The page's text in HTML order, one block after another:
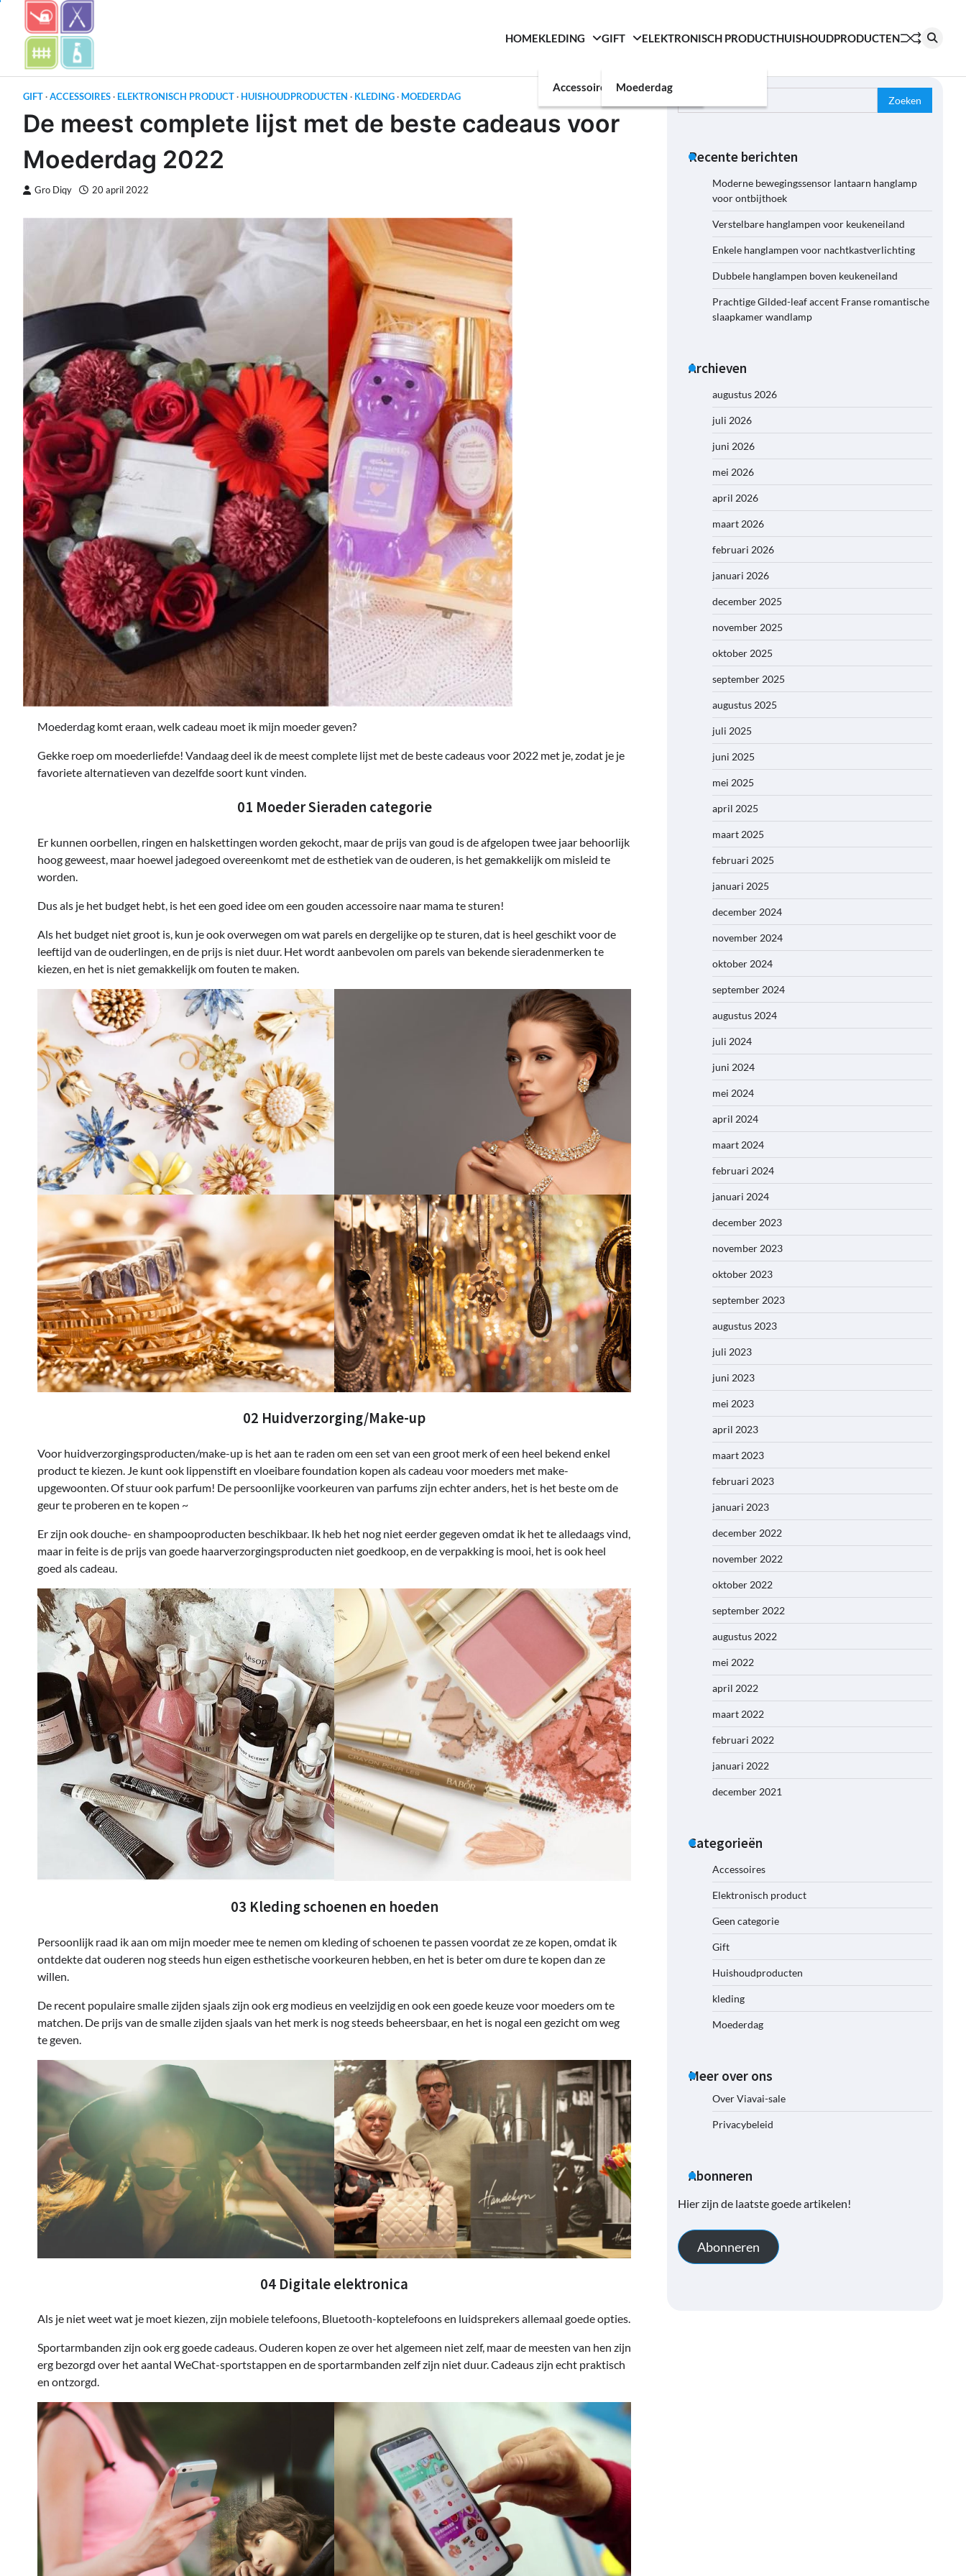
content
HOMEKLEDING
Accessoires
GIFT
Moederdag
ELEKTRONISCH PRODUCTHUISHOUDPRODUCTEN
GIFT ACCESSOIRES ELEKTRONISCH PRODUCT HUISHOUDPRODUCTEN KLEDING MOEDERDAG
De meest complete lijst met de beste cadeaus voor
Moederdag 2022
Gro Diqy 20 april 2022
Moederdag komt eraan, welk cadeau moet ik mijn moeder geven?
Gekke roep om moederliefde! Vandaag deel ik de meest complete lijst met de beste cadeaus voor 2022 met je, zodat je je
favoriete alternatieven van dezelfde soort kunt vinden.
01 Moeder Sieraden categorie
Er kunnen oorbellen, ringen en halskettingen worden gekocht, maar de prijs van goud is de afgelopen twee jaar behoorlijk
hoog geweest, maar hoewel jadegoed overeenkomt met de esthetiek van de ouderen, is het gemakkelijk om misleid te
worden.
Dus als je het budget hebt, is het een goed idee om een ​​gouden accessoire naar mama te sturen!
Als het budget niet groot is, kun je ook overwegen om wat parels en dergelijke op te sturen, dat is heel geschikt voor de
leeftijd van de ouderlingen, en de prijs is niet duur. Het wordt aanbevolen om parels van bekende sieradenmerken te
kiezen, en het is niet gemakkelijk om fouten te maken.
02 Huidverzorging/Make-up
Voor huidverzorgingsproducten/make-up is het aan te raden om een ​​set van een groot merk of een heel bekend enkel
product te kiezen. Je kunt ook lippenstift en vloeibare foundation kopen als cadeau voor moeders met make-
upgewoonten. Of stuur ook parfum! De persoonlijke voorkeuren van parfums zijn echter anders, het is het beste om de
geur te proberen en te kopen ~
Er zijn ook douche- en shampooproducten beschikbaar. Ik heb het nog niet eerder gegeven omdat ik het te alledaags vind,
maar in feite is de prijs van goede haarverzorgingsproducten niet goedkoop, en de verpakking is mooi, het is ook heel
goed als cadeau.
03 Kleding schoenen en hoeden
Persoonlijk raad ik aan om mijn moeder mee te nemen om kleding of schoenen te passen voordat ze ze kopen, omdat ik
ontdekte dat ouderen nog steeds hun eigen esthetische voorkeuren hebben, en het is beter om dure te kopen dan ze
willen.
De recent populaire smalle zijden sjaals zijn ook erg modieus en veelzijdig en ook een goede keuze voor moeders om te
matchen. De prijs van de smalle zijden sjaals van het merk is nog steeds beheersbaar, en het is nogal een gezicht om weg
te geven.
04 Digitale elektronica
Als je niet weet wat je moet kiezen, zijn mobiele telefoons, Bluetooth-koptelefoons en luidsprekers allemaal goede opties.
Sportarmbanden zijn ook erg goede cadeaus. Ouderen kopen ze over het algemeen niet zelf, maar de meesten van hen zijn
erg bezorgd over het aantal WeChat-sportstappen en de sportarmbanden zelf zijn niet duur. Cadeaus zijn echt praktisch
en ontzorgd.
naar:
Recente berichten
Moderne bewegingssensor lantaarn hanglamp
voor ontbijthoek
Verstelbare hanglampen voor keukeneiland
Enkele hanglampen voor nachtkastverlichting
Dubbele hanglampen boven keukeneiland
Prachtige Gilded-leaf accent Franse romantische
slaapkamer wandlamp
Archieven
augustus 2026
juli 2026
juni 2026
mei 2026
april 2026
maart 2026
februari 2026
januari 2026
december 2025
november 2025
oktober 2025
september 2025
augustus 2025
juli 2025
juni 2025
mei 2025
april 2025
maart 2025
februari 2025
januari 2025
december 2024
november 2024
oktober 2024
september 2024
augustus 2024
juli 2024
juni 2024
mei 2024
april 2024
maart 2024
februari 2024
januari 2024
december 2023
november 2023
oktober 2023
september 2023
augustus 2023
juli 2023
juni 2023
mei 2023
april 2023
maart 2023
februari 2023
januari 2023
december 2022
november 2022
oktober 2022
september 2022
augustus 2022
mei 2022
april 2022
maart 2022
februari 2022
januari 2022
december 2021
Categorieën
Accessoires
Elektronisch product
Geen categorie
Gift
Huishoudproducten
kleding
Moederdag
Meer over ons
Over Viavai-sale
Privacybeleid
Abonneren
Hier zijn de laatste goede artikelen!
Abonneren